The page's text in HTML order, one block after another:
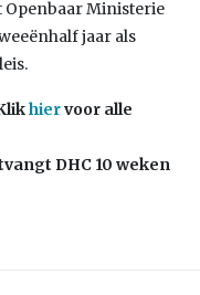
Openbaar Ministerie
jaar als
hiervoor alle
DHC 10 weken